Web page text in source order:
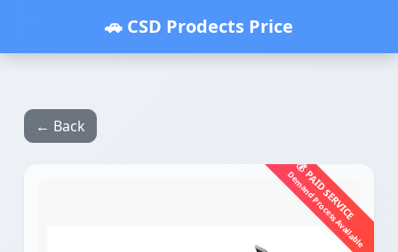
🚗 CSD Prodects Price
← Back
💰 PAID SERVICE
Demand Process Available